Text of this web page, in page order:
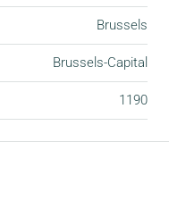
Brussels
Brussels-Capital
1190